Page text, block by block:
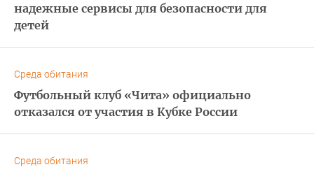
надежные сервисы для безопасности для
детей
Среда обитания
Футбольный клуб «Чита» официально
отказался от участия в Кубке России
Среда обитания